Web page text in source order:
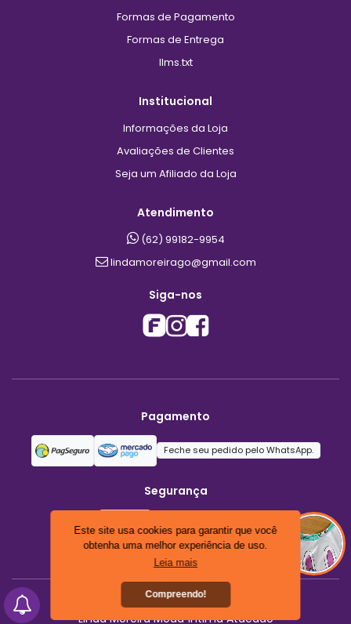
Este site usa cookies para garantir que você
obtenha uma melhor experiência de uso.
Leia mais
Compreendo!
Formas de Pagamento
Formas de Entrega
llms.txt
Institucional
Informações da Loja
Avaliações de Clientes
Seja um Afiliado da Loja
Atendimento
(62) 99182-9954
lindamoreirago@gmail.com
Siga-nos
Pagamento
Feche seu pedido pelo WhatsApp.
Segurança
Linda Moreira Moda Íntima Atacado